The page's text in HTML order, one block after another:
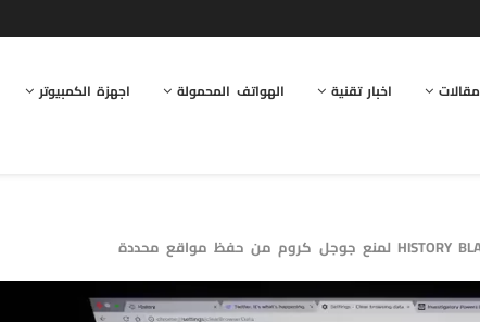
مقالات اخبار تقنية الهواتف المحمولة اجهزة الكمبيوتر